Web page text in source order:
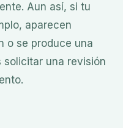
Aun así, si tu
aparecen
o se produce una
solicitar una revisión